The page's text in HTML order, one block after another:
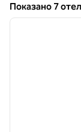
Показанo 7
Показанo 7
1 из 12